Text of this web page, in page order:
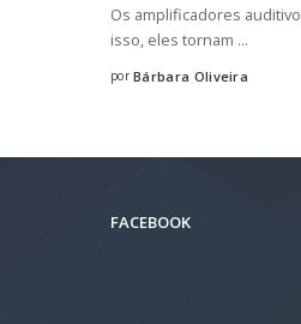
Os amplificadores
isso, eles tornam ...
Posted
por Bárbara Oliveira
FACEBOOK